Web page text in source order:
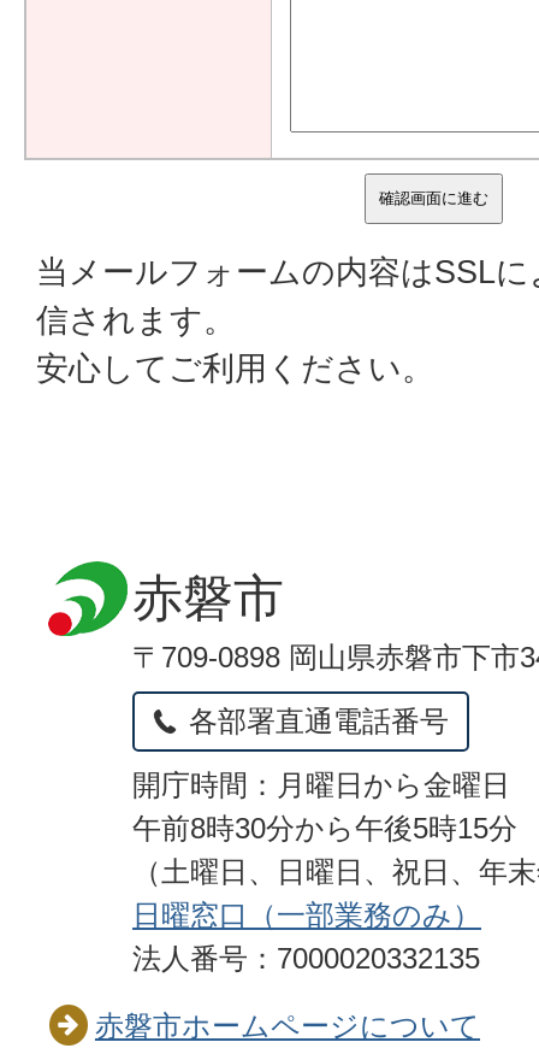
当メールフォームの内容はSSL
信されます。
安心してご利用ください。
赤磐市
〒709-0898 岡山県赤磐市下市
各部署直通電話番号
開庁時間：月曜日から金曜日
午前8時30分から午後5時15分
（土曜日、日曜日、祝日、年
日曜窓口（一部業務のみ）
法人番号：7000020332135
赤磐市ホームページについて